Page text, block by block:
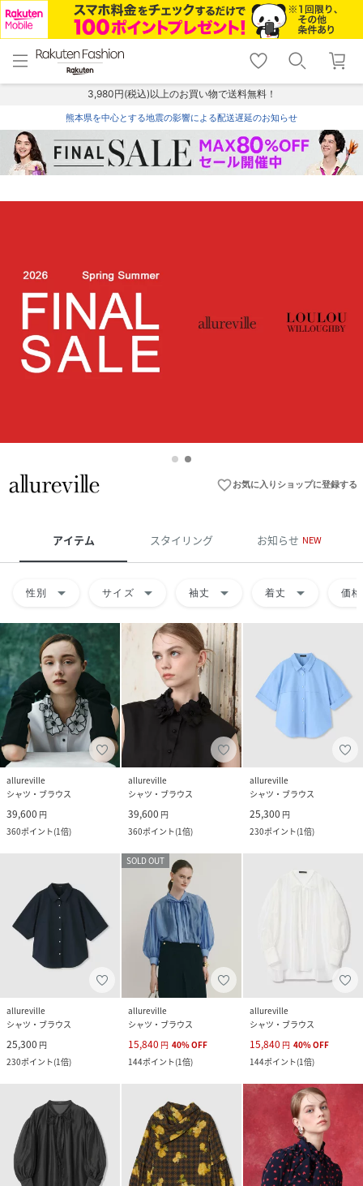
menu home
トップ
shopping_cart lock_outline
ログイン
3,980円(税込)以上のお買い物で送料無料！
熊本県を中心とする地震の影響による配送遅延のお知らせ
favorite_borderお気に入りショップに登録する
アイテム スタイリング お知らせ NEW
性別 arrow_drop_down サイズ arrow_drop_down 袖丈 arrow_drop_down 着丈 arrow_drop_down 価格
allureville
シャツ・ブラウス
39,600 円
360ポイント(1倍)
allureville
シャツ・ブラウス
39,600 円
360ポイント(1倍)
allureville
シャツ・ブラウス
25,300 円
230ポイント(1倍)
allureville
シャツ・ブラウス
25,300 円
230ポイント(1倍)
SOLD OUT
allureville
シャツ・ブラウス
15,840 円 40%OFF
144ポイント(1倍)
allureville
シャツ・ブラウス
15,840 円 40%OFF
144ポイント(1倍)